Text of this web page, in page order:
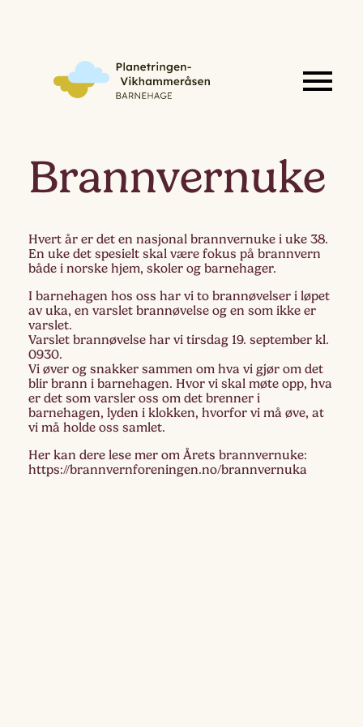
Brannvernuke
Hvert år er det en nasjonal brannvernuke i uke 38.
En uke det spesielt skal være fokus på brannvern
både i norske hjem, skoler og barnehager.
I barnehagen hos oss har vi to brannøvelser i løpet
av uka, en varslet brannøvelse og en som ikke er
varslet.
Varslet brannøvelse har vi tirsdag 19. september kl.
0930.
Vi øver og snakker sammen om hva vi gjør om det
blir brann i barnehagen. Hvor vi skal møte opp, hva
er det som varsler oss om det brenner i
barnehagen, lyden i klokken, hvorfor vi må øve, at
vi må holde oss samlet.
Her kan dere lese mer om Årets brannvernuke:
https://brannvernforeningen.no/brannvernuka